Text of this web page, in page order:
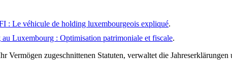
: Le véhicule de holding luxembourgeois expliqué.
Luxembourg : Optimisation patrimoniale et fiscale.
Vermögen zugeschnittenen Statuten, verwaltet die Jahreserklärungen